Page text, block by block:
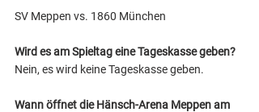
SV Meppen vs. 1860 München
Wird es am Spieltag eine Tageskasse geben?
Nein, es wird keine Tageskasse geben.
Wann öffnet die Hänsch-Arena Meppen am